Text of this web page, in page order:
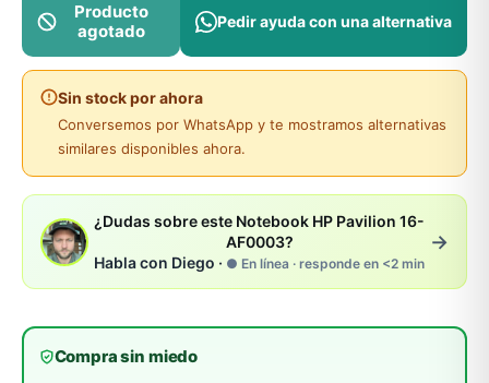
Producto
agotado
Pedir ayuda con una alternativa
Sin stock por ahora
Conversemos por WhatsApp y te mostramos alternativas
similares disponibles ahora.
¿Dudas sobre este Notebook HP Pavilion 16-
AF0003?
Habla con Diego · ● En línea · responde en <2 min
→
Compra sin miedo